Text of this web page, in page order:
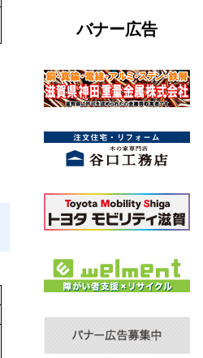
バナー広告